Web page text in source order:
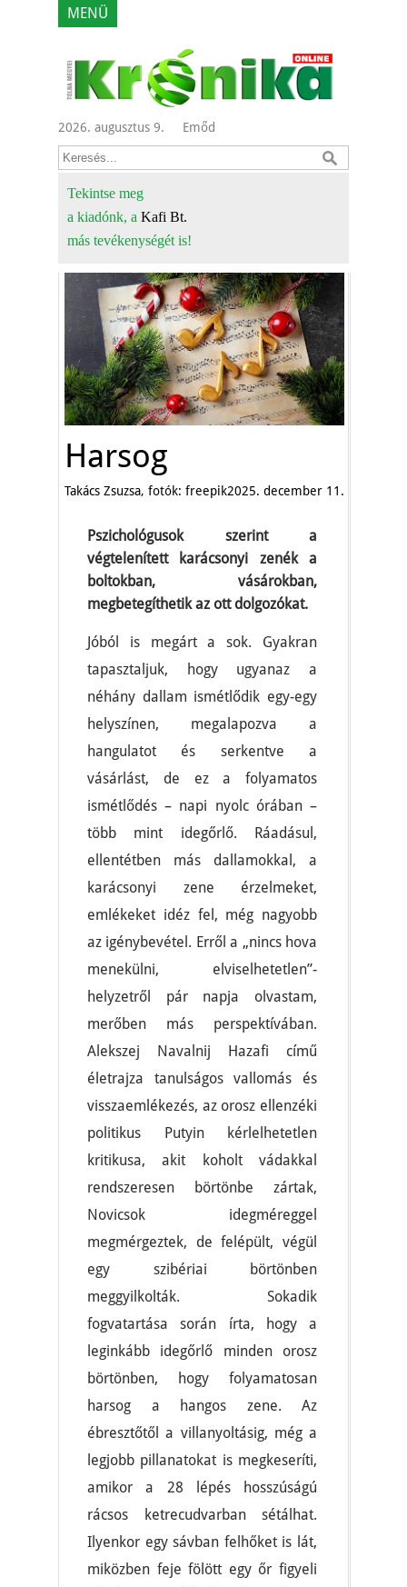
MENÜ
2026. augusztus 9. Emőd
Tekintse meg
a kiadónk, a Kafi Bt.
más tevékenységét is!
Harsog
Takács Zsuzsa, fotók: freepik2025. december 11.
Pszichológusok szerint a
végtelenített karácsonyi zenék a
boltokban, vásárokban,
megbetegíthetik az ott dolgozókat.
Jóból is megárt a sok. Gyakran
tapasztaljuk, hogy ugyanaz a
néhány dallam ismétlődik egy-egy
helyszínen, megalapozva a
hangulatot és serkentve a
vásárlást, de ez a folyamatos
ismétlődés – napi nyolc órában –
több mint idegőrlő. Ráadásul,
ellentétben más dallamokkal, a
karácsonyi zene érzelmeket,
emlékeket idéz fel, még nagyobb
az igénybevétel. Erről a „nincs hova
menekülni, elviselhetetlen”-
helyzetről pár napja olvastam,
merőben más perspektívában.
Alekszej Navalnij Hazafi című
életrajza tanulságos vallomás és
visszaemlékezés, az orosz ellenzéki
politikus Putyin kérlelhetetlen
kritikusa, akit koholt vádakkal
rendszeresen börtönbe zártak,
Novicsok idegméreggel
megmérgeztek, de felépült, végül
egy szibériai börtönben
meggyilkolták. Sokadik
fogvatartása során írta, hogy a
leginkább idegőrlő minden orosz
börtönben, hogy folyamatosan
harsog a hangos zene. Az
ébresztőtől a villanyoltásig, még a
legjobb pillanatokat is megkeseríti,
amikor a 28 lépés hosszúságú
rácsos ketrecudvarban sétálhat.
Ilyenkor egy sávban felhőket is lát,
miközben feje fölött egy őr figyeli